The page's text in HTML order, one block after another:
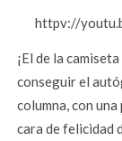
httpv://
¡El de la
conseguir el
columna, con
cara de felicidad